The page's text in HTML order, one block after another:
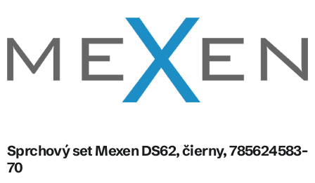
Sprchový set Mexen DS62, čierny, 785624583-
70